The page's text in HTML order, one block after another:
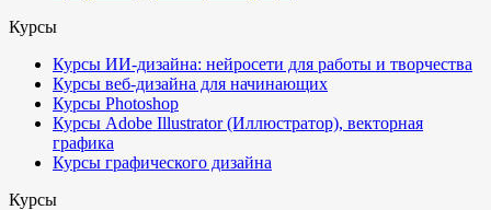
Курсы
Курсы ИИ-дизайна: нейросети для работы и творчества
Курсы веб-дизайна для начинающих
Курсы Photoshop
Курсы Adobe Illustrator (Иллюстратор), векторная
графика
Курсы графического дизайна
Курсы